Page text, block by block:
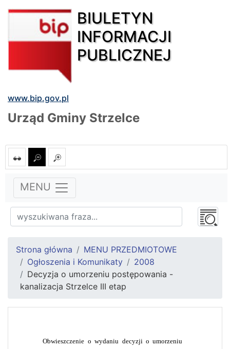
BIULETYN
INFORMACJI
PUBLICZNEJ
www.bip.gov.pl
Urząd Gminy Strzelce
MENU
Strona główna
MENU PRZEDMIOTOWE
Ogłoszenia i Komunikaty
2008
Decyzja o umorzeniu postępowania -
kanalizacja Strzelce III etap
Obwieszczenie o wydaniu decyzji o umorzeniu